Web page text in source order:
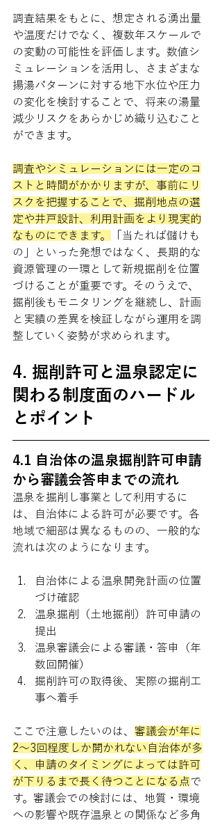
調査結果をもとに、想定される湧出量
や温度だけでなく、複数年スケールで
の変動の可能性を評価します。数値シ
ミュレーションを活用し、さまざまな
揚湯パターンに対する地下水位や圧力
の変化を検討することで、将来の湯量
減少リスクをあらかじめ織り込むこと
ができます。
調査やシミュレーションには一定のコ
ストと時間がかかりますが、事前にリ
スクを把握することで、掘削地点の選
定や井戸設計、利用計画をより現実的
なものにできます。
「当たれば儲けも
の」といった発想ではなく、長期的な
資源管理の一環として新規掘削を位置
づけることが重要です。そのうえで、
掘削後もモニタリングを継続し、計画
と実績の差異を検証しながら運用を調
整していく姿勢が求められます。
4. 掘削許可と温泉認定に
関わる制度面のハードル
とポイント
4.1 自治体の温泉掘削許可申請
から審議会答申までの流れ
温泉を掘削し事業として利用するに
は、自治体による許可が必要です。各
地域で細部は異なるものの、一般的な
流れは次のようになります。
自治体による温泉開発計画の位置
づけ確認
温泉掘削（土地掘削）許可申請の
提出
温泉審議会による審議・答申（年
数回開催）
掘削許可の取得後、実際の掘削工
事へ着手
ここで注意したいのは、 審議会が年に
2〜3回程度しか開かれない自治体が多
く、申請のタイミングによっては許可
が下りるまで長く待つことになる点で
す。審議会での検討には、地質・環境
への影響や既存温泉との関係など多角